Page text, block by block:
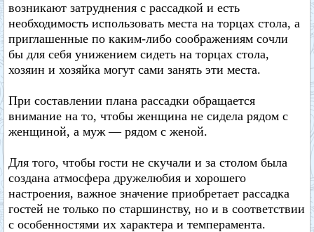
возникают затруднения с рассадкой и есть
необходимость использовать места на торцах стола, а
приглашенные по каким-либо соображениям сочли
бы для себя унижением сидеть на торцах стола,
хозяин и хозяйка могут сами занять эти места.
При составлении плана рассадки обращается
внимание на то, чтобы женщина не сидела рядом с
женщиной, а муж — рядом с женой.
Для того, чтобы гости не скучали и за столом была
создана атмосфера дружелюбия и хорошего
настроения, важное значение приобретает рассадка
гостей не только по старшинству, но и в соответствии
с особенностями их характера и темперамента.